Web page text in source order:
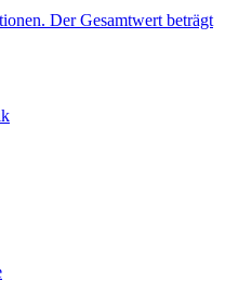
Der Gesamtwert beträgt